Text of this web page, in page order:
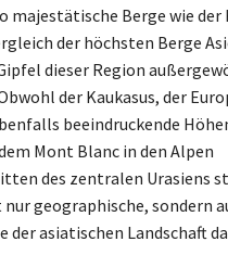
majestätische Berge wie der
der höchsten Berge
dieser Region
der Kaukasus, der
beeindruckende
Mont Blanc in den Alpen
des zentralen Ura­siens
geographische, sondern
asiatischen Landschaft